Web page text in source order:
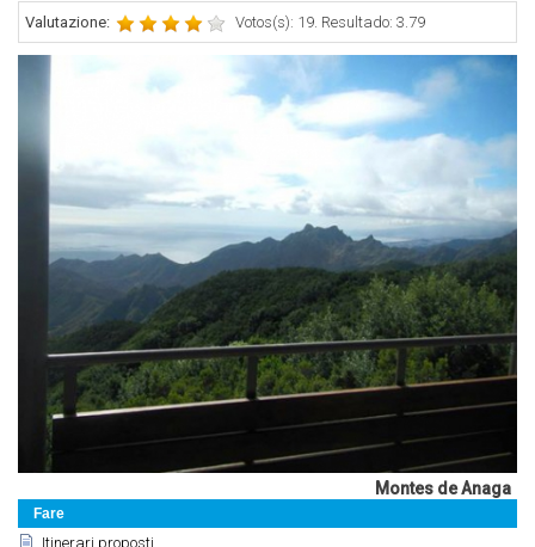
Fare
Itinerari proposti
Valutazione: Votos(s): 19. Resultado: 3.79
Montes de Anaga